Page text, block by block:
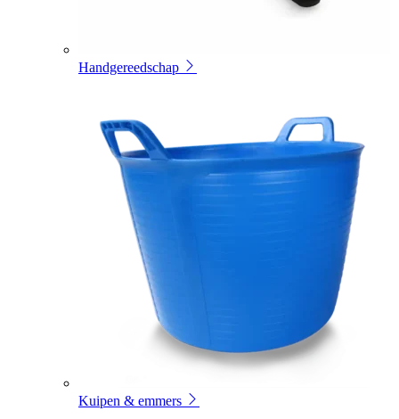
Handgereedschap
Kuipen & emmers